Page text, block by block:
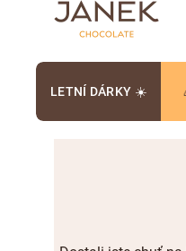
LETNÍ DÁRKY ☀️